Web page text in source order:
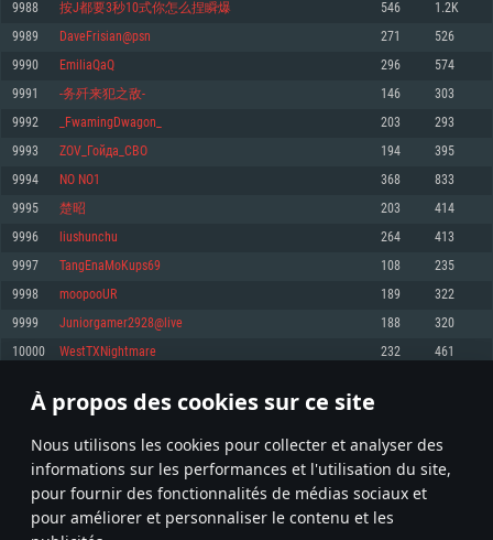
À propos des cookies sur ce site
Nous utilisons les cookies pour collecter et analyser des
informations sur les performances et l'utilisation du site,
pour fournir des fonctionnalités de médias sociaux et
pour améliorer et personnaliser le contenu et les
OS: Windows 10 (64 bit)
Processeur: Dual-Core 2.2 GHz
Mémoire: 4 GB
Carte graphique supportant DirectX 11: AMD Radeon 77XX / NVIDIA
GeForce GTX 660. La résolution minimale supportée par le jeu est de 720p
Connection: Connexion Internet à haut débit
Disque dur: 23.1 Go (client minimal)
Recommandée
1060 et plus, Radeon RX 570 et plus.
Disque dur: 75.9 Go (client complet)
OS: Mac OS Big Sur 11.0 ou plus récent
Processeur: Core i5, minimum 2.2GHz (Les processeurs Intel Xeon ne sont
pas supportés)
Mémoire: 6 GB
Carte graphique: Intel Iris Pro 5200 (Mac), ou analogue AMD/Nvidia. La
résolution minimale supportée par le jeu est de 720p.
Connection: Connexion Internet à haut débit
Disque dur: 62,2 Go (client minimal)
Recommandée
OS: Mac OS Big Sur 11.0 ou plus récent
Processeur: Core i7 (Les processeurs Intel Xeon ne sont pas supportés)
Mémoire: 8 GB
Carte graphique: Radeon Vega II ou plus avec support de Metal
Disque dur: 62,2 Go (client complet)
OS: Les configurations Linux 64 bits les plus modernes
Processeur: Dual-Core 2.4 GHz
Mémoire: 4 GB
Carte graphique: NVIDIA 660 avec les derniers drivers (moins de 6 mois) /
de même pour AMD (La résolution minimale supportée par le jeu est de
720p)
Connection: Connexion Internet à haut débit
Disque dur: 62,2 Go (client minimal)
Recommandée
OS: Ubuntu 20.04 64bit
Processeur: Intel Core i7
Mémoire: 8 GB
Carte graphique: NVIDIA 1060 avec les derniers drivers (moins de 6 mois) /
6 mois et supportant Vulkan
Connection: Connexion Internet à haut débit
Disque dur: 60,2 Go (client complet)
9988 按J都要3秒10式你怎么捏瞬爆 546 1.2K
9989 DaveFrisian@psn 271 526
9990 EmiliaQaQ 296 574
9991 -务歼来犯之敌- 146 303
9992 _FwamingDwagon_ 203 293
9993 ZOV_Гойда_СВО 194 395
9994 NO NO1 368 833
9995 楚昭 203 414
9996 liushunchu 264 413
9997 TangEnaMoKups69 108 235
9998 moopooUR 189 322
9999 Juniorgamer2928@live 188 320
10000 WestTXNightmare 232 461
* Classement mis à jour quotidiennement
499 500 501 600